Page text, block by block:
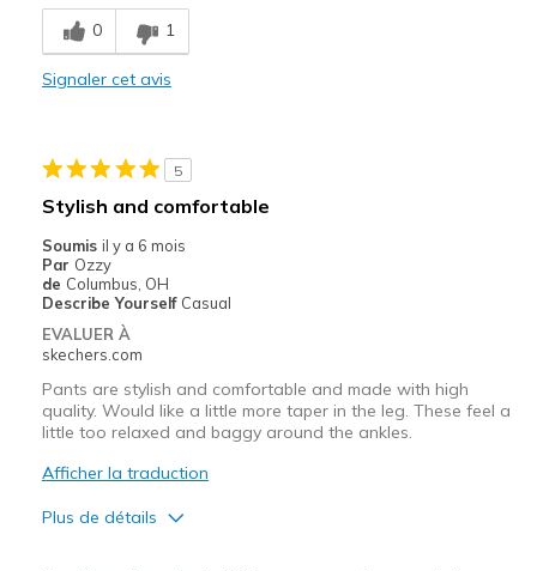
Les meilleures utilisations
Casual Wear
Office pants
Sizing
View On Shoes
I'm Really Into Shoes
0 1
Signaler cet avis
5
Stylish and comfortable
Soumis il y a 6 mois
Par Ozzy
de Columbus, OH
Describe Yourself Casual
EVALUER À
skechers.com
Pants are stylish and comfortable and made with high
quality. Would like a little more taper in the leg. These feel a
little too relaxed and baggy around the ankles.
Afficher la traduction
Plus de détails